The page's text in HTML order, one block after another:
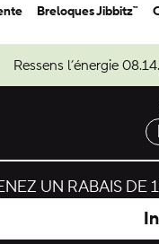
Breloques Jibbitz™
Ressens l’énergie
UN RABAIS DE